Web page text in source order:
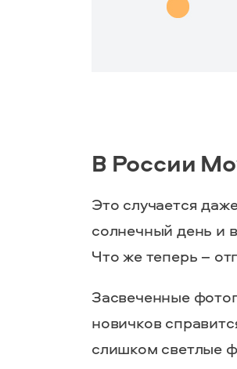
В России
Это случается
солнечный день и
Что же теперь –
Засвеченные
новичков
слишком светлые